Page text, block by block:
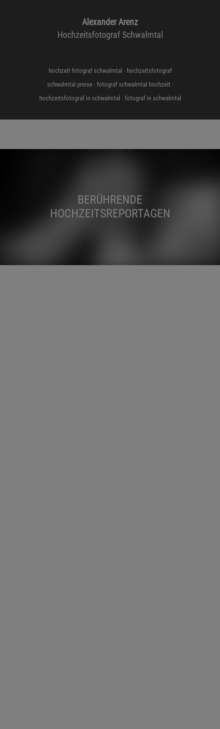
Alexander Arenz
Hochzeitsfotograf Schwalmtal
hochzeit fotograf schwalmtal · hochzeitsfotograf
schwalmtal preise · fotograf schwalmtal hochzeit ·
hochzeitsfotograf in schwalmtal · fotograf in schwalmtal
BERÜHRENDE
HOCHZEITSREPORTAGEN